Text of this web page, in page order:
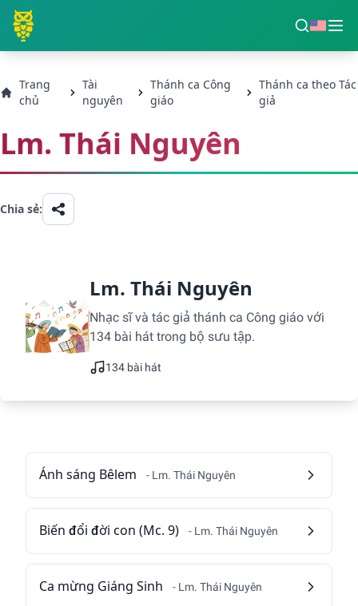
Trang
chủ
Tài
nguyên
Thánh ca Công
giáo
Thánh ca theo Tác
giả
Lm. Thái Nguyên
Chia sẻ:
Lm. Thái Nguyên
Nhạc sĩ và tác giả thánh ca Công giáo với
134 bài hát trong bộ sưu tập.
134 bài hát
Ánh sáng Bêlem - Lm. Thái Nguyên
Biến đổi đời con (Mc. 9) - Lm. Thái Nguyên
Ca mừng Giáng Sinh - Lm. Thái Nguyên